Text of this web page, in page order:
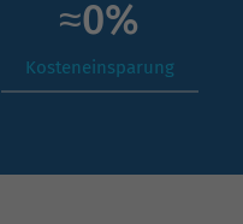
≈0%
Kosteneinsparung